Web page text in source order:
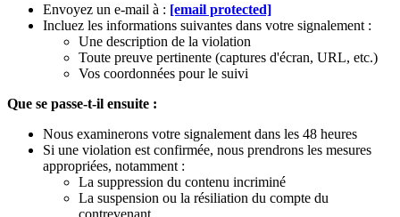
Envoyez un e-mail à : [email protected]
Incluez les informations suivantes dans votre signalement :
Une description de la violation
Toute preuve pertinente (captures d'écran, URL, etc.)
Vos coordonnées pour le suivi
Que se passe-t-il ensuite :
Nous examinerons votre signalement dans les 48 heures
Si une violation est confirmée, nous prendrons les mesures
appropriées, notamment :
La suppression du contenu incriminé
La suspension ou la résiliation du compte du
contrevenant